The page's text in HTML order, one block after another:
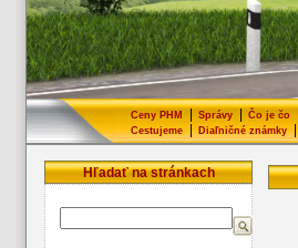
Ceny PHM Správy Čo je čo
Cestujeme| Diaľničné známky|
Hľadať na stránkach